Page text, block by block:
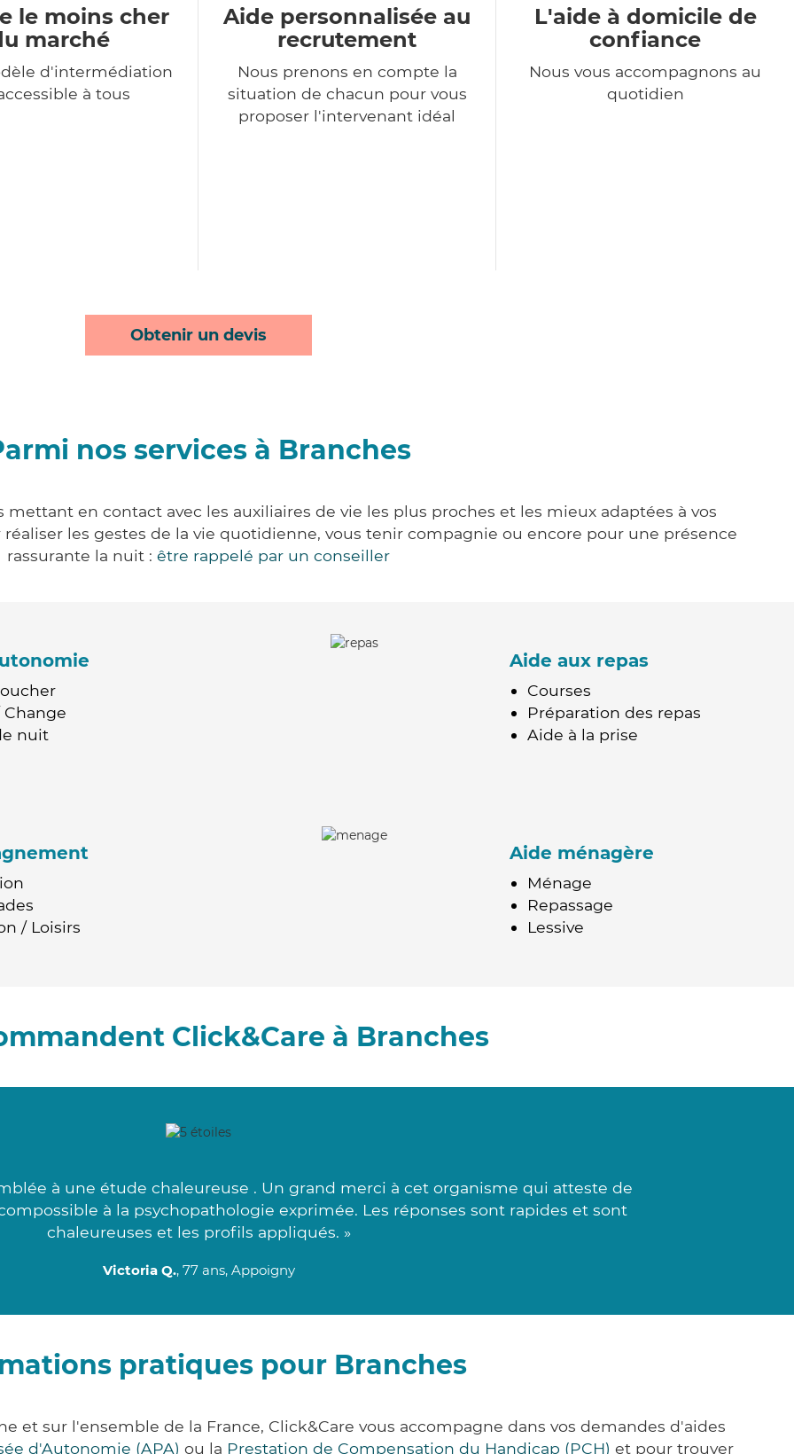
le moins cher
marché
d'intermédiation
à tous
Aide personnalisée au
recrutement
Nous prenons en compte la
situation de chacun pour vous
proposer l'intervenant idéal
L'aide à domicile de
confiance
Nous vous accompagnons au
quotidien
Obtenir un devis
nos services à Branches
en contact avec les auxiliaires de vie les plus proches et les mieux adaptées à vos
les gestes de la vie quotidienne, vous tenir compagnie ou encore pour une présence
rassurante la nuit : être rappelé par un conseiller
nuit
Aide aux repas
Courses
Préparation des repas
Aide à la prise
/ Loisirs
Aide ménagère
Ménage
Repassage
Lessive
Click&Care à Branches
à une étude chaleureuse . Un grand merci à cet organisme qui atteste de
à la psychopathologie exprimée. Les réponses sont rapides et sont
chaleureuses et les profils appliqués. »
Victoria Q., 77 ans, Appoigny
pratiques pour Branches
et sur l'ensemble de la France, Click&Care vous accompagne dans vos demandes d'aides
d'Autonomie (APA) ou la Prestation de Compensation du Handicap (PCH) et pour trouver